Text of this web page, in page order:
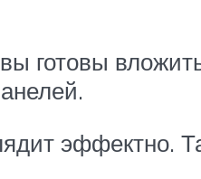
готовы
эффектно.